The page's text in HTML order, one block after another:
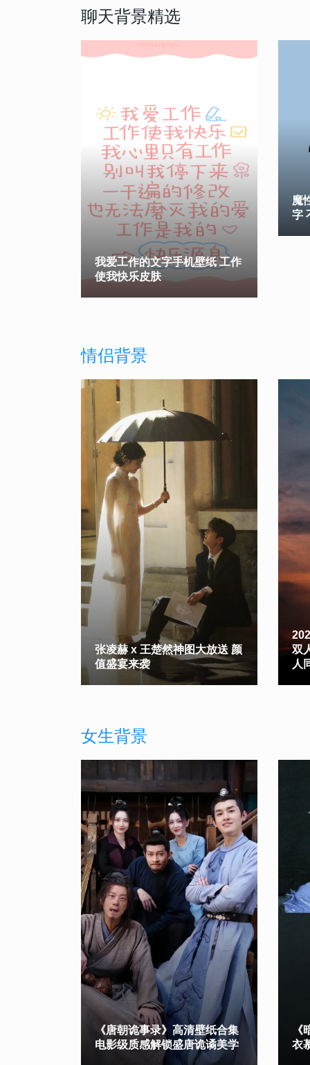
聊天背景精选
我爱工作的文字手机壁纸 工作
使我快乐皮肤
魔
字
情侣背景
张凌赫 x 王楚然神图大放送 颜
值盛宴来袭
双
人
女生背景
《唐朝诡事录》高清壁纸合集
电影级质感解锁盛唐诡谲美学
衣